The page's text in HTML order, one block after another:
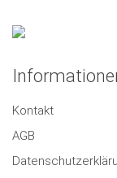
Kontakt
AGB